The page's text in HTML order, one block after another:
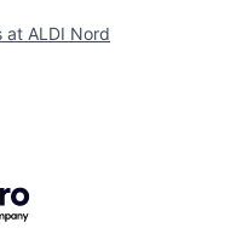
at ALDI Nord